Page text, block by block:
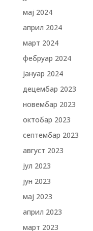
мај 2024
април 2024
март 2024
фебруар 2024
јануар 2024
децембар 2023
новембар 2023
октобар 2023
септембар 2023
август 2023
јул 2023
јун 2023
мај 2023
април 2023
март 2023